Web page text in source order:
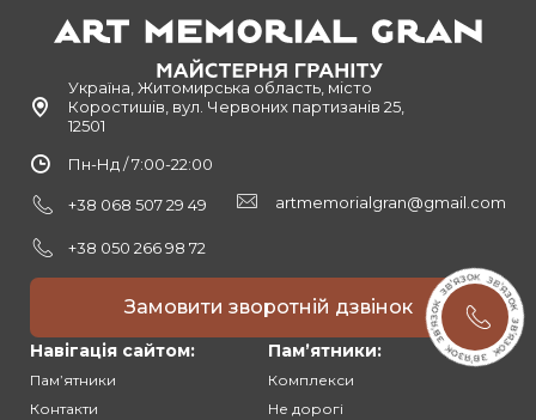
Україна, Житомирська область, місто
Коростишів, вул. Червоних партизанів 25,
12501
Пн-Нд / 7:00-22:00
+38 068 507 29 49
+38 050 266 98 72
artmemorialgran@gmail.com
Замовити зворотній дзвінок
Навігація сайтом:
Памʼятники
Контакти
Памʼятники:
Комплекси
Не дорогі